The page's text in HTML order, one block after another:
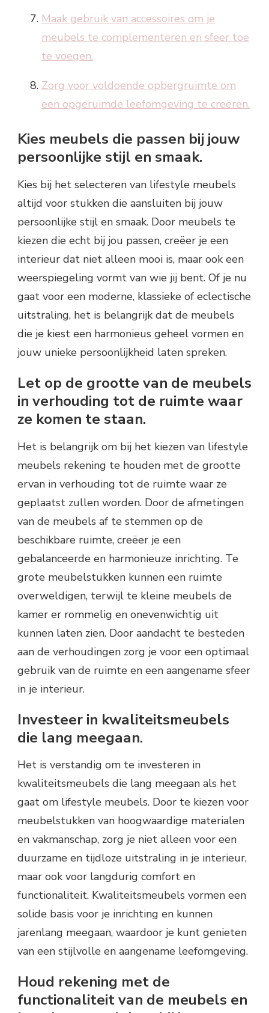
Maak gebruik van accessoires om je
meubels te complementeren en sfeer toe
te voegen.
Zorg voor voldoende opbergruimte om
een opgeruimde leefomgeving te creëren.
Kies meubels die passen bij jouw
persoonlijke stijl en smaak.
Kies bij het selecteren van lifestyle meubels
altijd voor stukken die aansluiten bij jouw
persoonlijke stijl en smaak. Door meubels te
kiezen die echt bij jou passen, creëer je een
interieur dat niet alleen mooi is, maar ook een
weerspiegeling vormt van wie jij bent. Of je nu
gaat voor een moderne, klassieke of eclectische
uitstraling, het is belangrijk dat de meubels
die je kiest een harmonieus geheel vormen en
jouw unieke persoonlijkheid laten spreken.
Let op de grootte van de meubels
in verhouding tot de ruimte waar
ze komen te staan.
Het is belangrijk om bij het kiezen van lifestyle
meubels rekening te houden met de grootte
ervan in verhouding tot de ruimte waar ze
geplaatst zullen worden. Door de afmetingen
van de meubels af te stemmen op de
beschikbare ruimte, creëer je een
gebalanceerde en harmonieuze inrichting. Te
grote meubelstukken kunnen een ruimte
overweldigen, terwijl te kleine meubels de
kamer er rommelig en onevenwichtig uit
kunnen laten zien. Door aandacht te besteden
aan de verhoudingen zorg je voor een optimaal
gebruik van de ruimte en een aangename sfeer
in je interieur.
Investeer in kwaliteitsmeubels
die lang meegaan.
Het is verstandig om te investeren in
kwaliteitsmeubels die lang meegaan als het
gaat om lifestyle meubels. Door te kiezen voor
meubelstukken van hoogwaardige materialen
en vakmanschap, zorg je niet alleen voor een
duurzame en tijdloze uitstraling in je interieur,
maar ook voor langdurig comfort en
functionaliteit. Kwaliteitsmeubels vormen een
solide basis voor je inrichting en kunnen
jarenlang meegaan, waardoor je kunt genieten
van een stijlvolle en aangename leefomgeving.
Houd rekening met de
functionaliteit van de meubels en